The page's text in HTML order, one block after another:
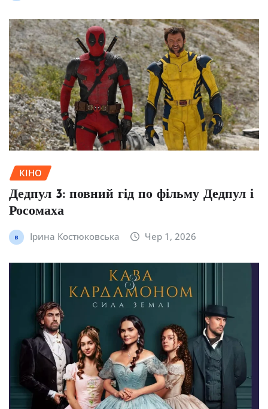
КІНО
Дедпул 3: повний гід по фільму Дедпул і
Росомаха
Ірина Костюковська Чер 1, 2026